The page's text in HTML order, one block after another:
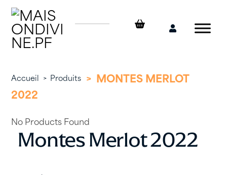
Skip
content
Mon
Accueil > Produits > MONTES MERLOT
2022
Montes Merlot 2022
No Products Found